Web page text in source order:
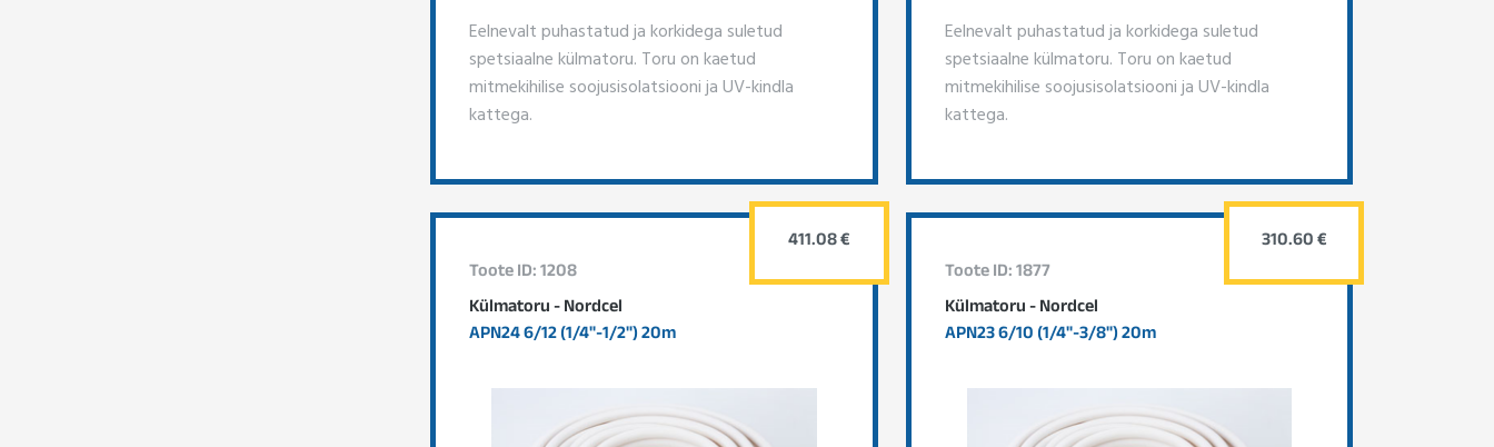
Eelnevalt puhastatud ja korkidega suletud
spetsiaalne külmatoru. Toru on kaetud
mitmekihilise soojusisolatsiooni ja UV-kindla
kattega.
Eelnevalt puhastatud ja korkidega suletud
spetsiaalne külmatoru. Toru on kaetud
mitmekihilise soojusisolatsiooni ja UV-kindla
kattega.
Toote ID: 1208
Külmatoru - Nordcel
APN24 6/12 (1/4"-1/2") 20m
411.08 €
Toote ID: 1877
Külmatoru - Nordcel
APN23 6/10 (1/4"-3/8") 20m
310.60 €